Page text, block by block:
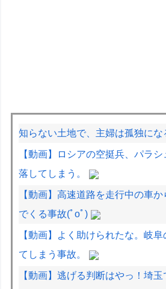
知らない土地で、主婦は孤独にな
【動画】ロシアの空挺兵、パラ
落してしまう。
【動画】高速道路を走行中の車
でくる事故(ﾟoﾟ)
【動画】よく助けられたな。岐
てしまう事故。
【動画】逃げる判断はやっ！埼